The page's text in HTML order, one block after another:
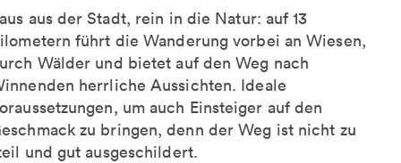
aus der Stadt, rein in die Natur: auf 13
führt die Wanderung vorbei an Wiesen,
Wälder und bietet auf den Weg nach
herrliche Aussichten. Ideale
um auch Einsteiger auf den
zu bringen, denn der Weg ist nicht zu
und gut ausgeschildert.